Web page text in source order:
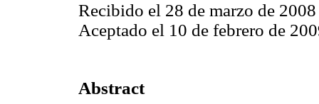
Recibido el 28 de marzo de 2008
Aceptado el 10 de febrero de
Abstract